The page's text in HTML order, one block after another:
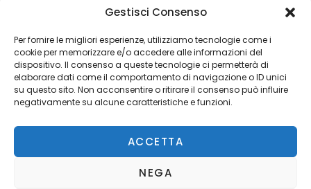
Gestisci Consenso
Per fornire le migliori esperienze, utilizziamo tecnologie come i
cookie per memorizzare e/o accedere alle informazioni del
dispositivo. Il consenso a queste tecnologie ci permetterà di
elaborare dati come il comportamento di navigazione o ID unici
su questo sito. Non acconsentire o ritirare il consenso può influire
negativamente su alcune caratteristiche e funzioni.
ACCETTA
NEGA